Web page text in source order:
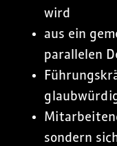
wird
aus ein
parallelen
sondern